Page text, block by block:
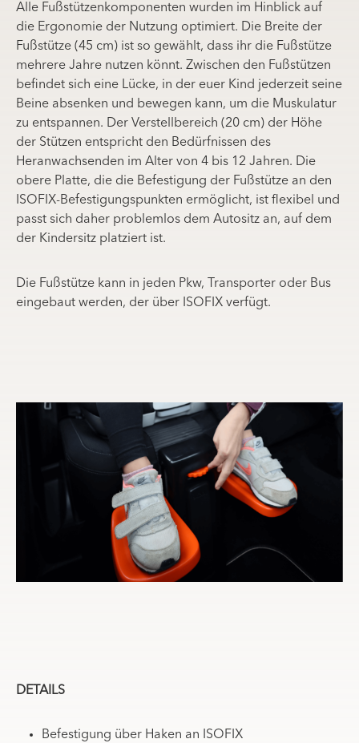
Alle Fußstützenkomponenten wurden im Hinblick auf
die Ergonomie der Nutzung optimiert. Die Breite der
Fußstütze (45 cm) ist so gewählt, dass ihr die Fußstütze
mehrere Jahre nutzen könnt. Zwischen den Fußstützen
befindet sich eine Lücke, in der euer Kind jederzeit seine
Beine absenken und bewegen kann, um die Muskulatur
zu entspannen. Der Verstellbereich (20 cm) der Höhe
der Stützen entspricht den Bedürfnissen des
Heranwachsenden im Alter von 4 bis 12 Jahren. Die
obere Platte, die die Befestigung der Fußstütze an den
ISOFIX-Befestigungspunkten ermöglicht, ist flexibel und
passt sich daher problemlos dem Autositz an, auf dem
der Kindersitz platziert ist.
Die Fußstütze kann in jeden Pkw, Transporter oder Bus
eingebaut werden, der über ISOFIX verfügt.
DETAILS
Befestigung über Haken an ISOFIX